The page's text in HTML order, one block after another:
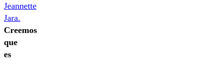
Jeannette
Jara.
Creemos
que
es